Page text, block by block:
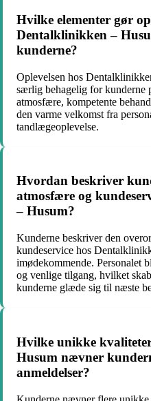
Hvilke elementer gør
Dentalklinikken –
kunderne?
Oplevelsen hos
særlig behagelig for kunderne
atmosfære, kompetente
den varme velkomst fra
tandlægeoplevelse.
Hvordan beskriver
atmosfære og
– Husum?
Kunderne beskriver den
kundeservice hos
imødekommende. Personalet
og venlige tilgang, hvilket
kunderne glæde sig til næste
Hvilke unikke
Husum nævner
anmeldelser?